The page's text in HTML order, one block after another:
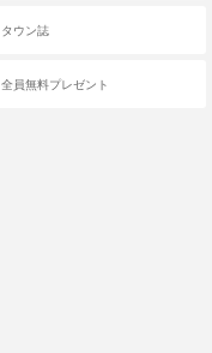
タウン誌
全員無料プレゼント